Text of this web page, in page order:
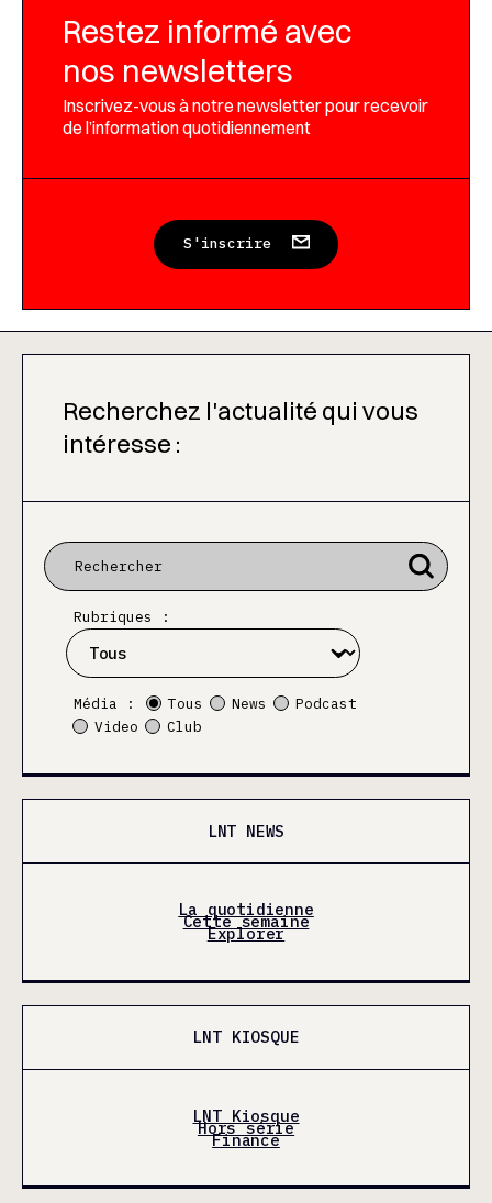
Restez informé avec
nos newsletters
Inscrivez-vous à notre newsletter pour recevoir
de l’information quotidiennement
S'inscrire
Recherchez l'actualité qui vous
intéresse :
Rubriques :
Média : Tous News
Podcast
Video
Club
LNT NEWS
La quotidienne
Cette semaine
Explorer
LNT KIOSQUE
LNT Kiosque
Hors série
Finance